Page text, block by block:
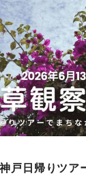
戸日帰りツア